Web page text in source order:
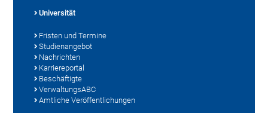
Universität
Fristen und Termine
Studienangebot
Nachrichten
Karriereportal
Beschäftigte
VerwaltungsABC
Amtliche Veröffentlichungen